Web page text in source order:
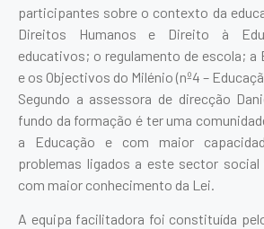
participantes sobre o contexto da
Direitos Humanos e Direito à
educativos; o regulamento de escola; a
e os Objectivos do Milénio (nº4 –
Segundo a assessora de direcção
fundo da formação é ter uma
a Educação e com maior
problemas ligados a este sector
com maior conhecimento da Lei.
A equipa facilitadora foi constituída